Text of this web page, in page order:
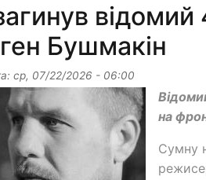
Бушмакін
ср, 07/22/2026 - 06:00
на
Сумну